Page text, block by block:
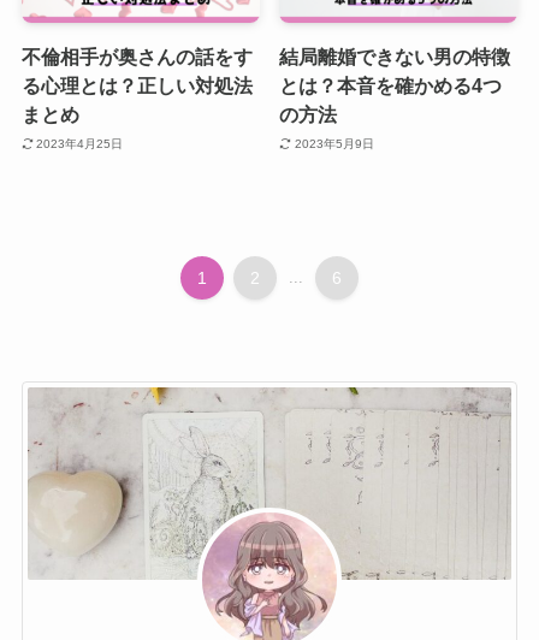
不倫相手が奥さんの話をす
る心理とは？正しい対処法
まとめ
2023年4月25日
結局離婚できない男の特徴
とは？本音を確かめる4つ
の方法
2023年5月9日
1 2 6